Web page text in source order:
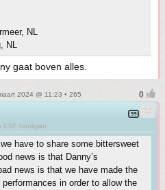
NL
NL
gaat boven alles.
2024 @ 11:23 • 265
ESF hooligan
have to share some bittersweet
news is that Danny’s
news is that we have made the
in order to allow the